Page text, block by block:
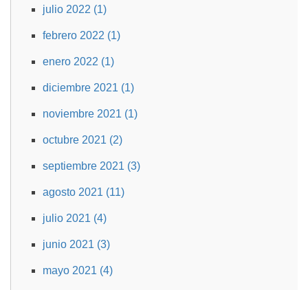
julio 2022 (1)
febrero 2022 (1)
enero 2022 (1)
diciembre 2021 (1)
noviembre 2021 (1)
octubre 2021 (2)
septiembre 2021 (3)
agosto 2021 (11)
julio 2021 (4)
junio 2021 (3)
mayo 2021 (4)